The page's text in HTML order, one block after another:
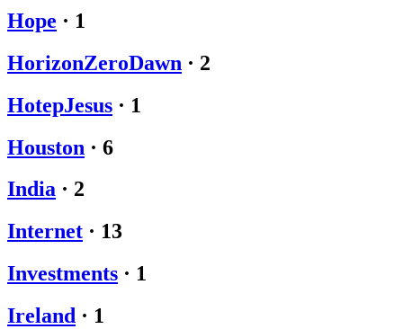
Hope · 1
HorizonZeroDawn · 2
HotepJesus · 1
Houston · 6
India · 2
Internet · 13
Investments · 1
Ireland · 1